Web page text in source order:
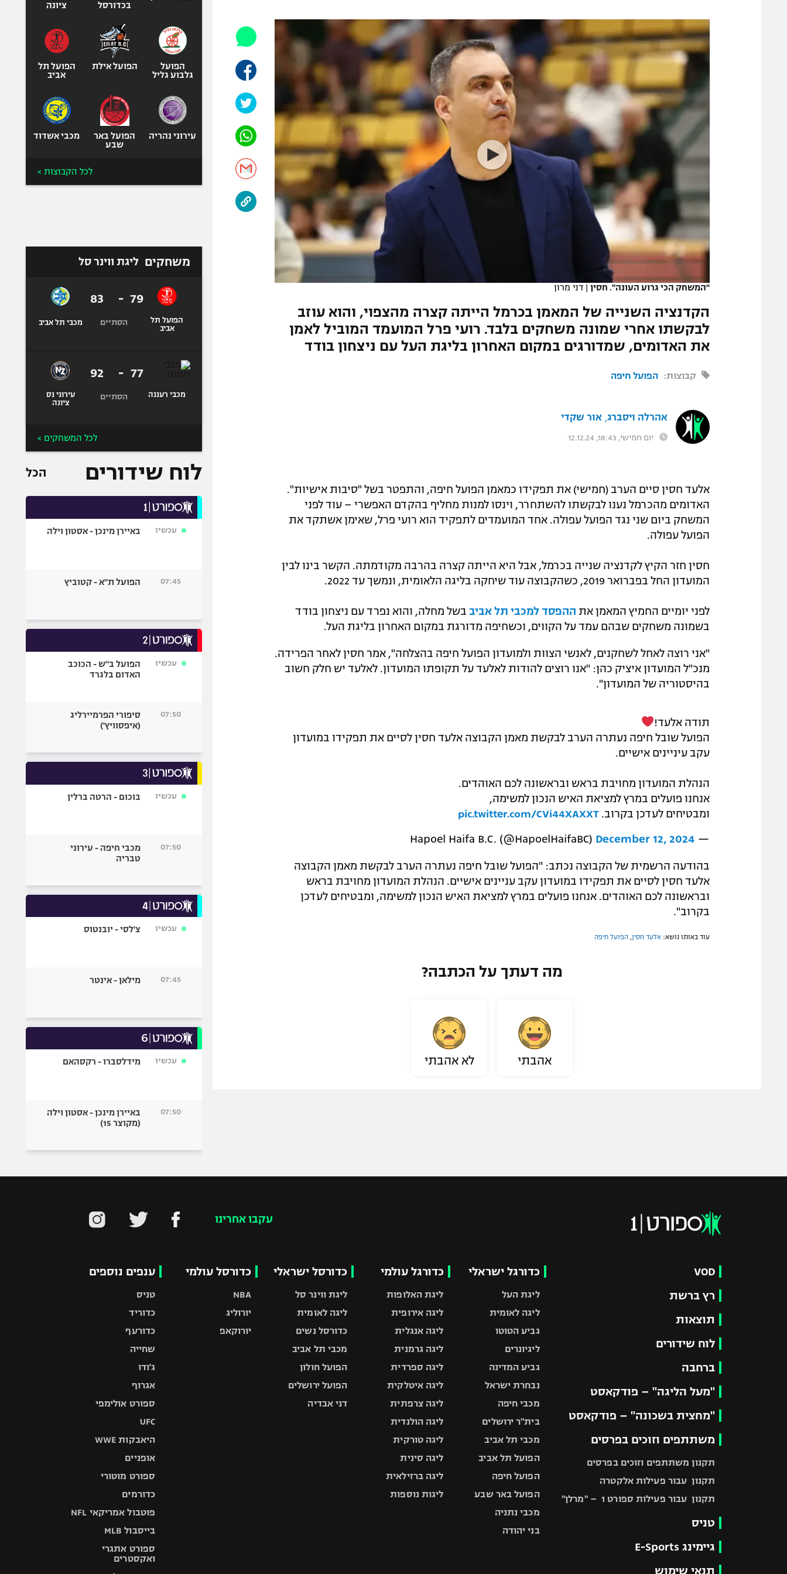
תקנון עבור פעילות אלקטרה
תקנון עבור פעילות ספורט 1 – "מרלן"
טניס
תנאי שימוש
מדיניות פרטיות
תקנון פעילות ספורט 1
רשיון להקרנה פומבית לבית עסק
הצטרפות לחבילת הערוצים
לוח דרושים – ג'ובנט
תגיות
הפועל תל אביב
הפועל חיפה
הפועל באר שבע
מכבי נתניה
בני יהודה
ליגה סינית
ליגה ברזילאית
ליגות נוספות
ספורט מוטורי
כדורמים
ספורט אתגרי
ואקסטרים
אומנויות לחימה
"המשחק הכי גרוע העונה". חסין | דני מרון
הקדנציה השנייה של המאמן בכרמל הייתה קצרה מהצפוי, והוא עוזב
לבקשתו אחרי שמונה משחקים בלבד. רועי פרל המועמד המוביל לאמן
את האדומים, שמדורגים במקום האחרון בליגת העל עם ניצחון בודד
קבוצות: הפועל חיפה
אהרלה ויסברג, אור שקדי
יום חמישי, 18:43, 12.12.24
אלעד חסין סיים הערב (חמישי) את תפקידו כמאמן הפועל חיפה, והתפטר בשל "סיבות אישיות".
האדומים מהכרמל נענו לבקשתו להשתחרר, וינסו למנות מחליף בהקדם האפשרי – עוד לפני
המשחק ביום שני נגד הפועל עפולה. אחד המועמדים לתפקיד הוא רועי פרל, שאימן אשתקד את
הפועל עפולה.
חסין חזר הקיץ לקדנציה שנייה בכרמל, אבל היא הייתה קצרה בהרבה מקודמתה. הקשר בינו לבין
המועדון החל בפברואר 2019, כשהקבוצה עוד שיחקה בליגה הלאומית, ונמשך עד 2022.
לפני יומיים החמיץ המאמן את ההפסד למכבי תל אביב בשל מחלה, והוא נפרד עם ניצחון בודד
בשמונה משחקים שבהם עמד על הקווים, וכשחיפה מדורגת במקום האחרון בליגת העל.
"אני רוצה לאחל לשחקנים, לאנשי הצוות ולמועדון הפועל חיפה בהצלחה", אמר חסין לאחר הפרידה.
מנכ"ל המועדון איציק כהן: "אנו רוצים להודות לאלעד על תקופתו המועדון. לאלעד יש חלק חשוב
בהיסטוריה של המועדון".
תודה אלעד!
הפועל שובל חיפה נעתרה הערב לבקשת מאמן הקבוצה אלעד חסין לסיים את תפקידו במועדון
עקב עיניינים אישיים.
הנהלת המועדון מחויבת בראש ובראשונה לכם האוהדים.
אנחנו פועלים במרץ למציאת האיש הנכון למשימה,
ומבטיחים לעדכן בקרוב. pic.twitter.com/CVi44XAXXT
— Hapoel Haifa B.C. (@HapoelHaifaBC)
December 12, 2024
בהודעה הרשמית של הקבוצה נכתב: "הפועל שובל חיפה נעתרה הערב לבקשת מאמן הקבוצה
אלעד חסין לסיים את תפקידו במועדון עקב עניינים אישיים. הנהלת המועדון מחויבת בראש
ובראשונה לכם האוהדים. אנחנו פועלים במרץ למציאת האיש הנכון למשימה, ומבטיחים לעדכן
בקרוב".
עוד באותו נושא: אלעד חסין הפועל חיפה
מה דעתך על הכתבה?
אהבתי לא אהבתי
בכדורסל
ציונה
הפועל
גלבוע גליל
הפועל אילת
הפועל תל
אביב
עירוני נהריה
הפועל באר
שבע
מכבי אשדוד
לכל הקבוצות >
משחקים ליגת ווינר סל
הפועל תל
אביב
79
-
83
הסתיים מכבי תל אביב
מכבי רעננה
77
-
92
הסתיים
עירוני נס
ציונה
לכל המשחקים >
לוח שידורים הכל
עכשיו באיירן מינכן - אסטון וילה
07:45 הפועל ת"א - קטוביץ
עכשיו
הפועל ב"ש - הכוכב
האדום בלגרד
07:50
סיפורי הפרמיירליג
(איפסוויץ')
עכשיו בוכום - הרטה ברלין
07:50
מכבי חיפה - עירוני
טבריה
עכשיו צ'לסי - יובנטוס
07:45 מילאן - אינטר
עכשיו מידלסברו - רקסהאם
07:50
באיירן מינכן - אסטון וילה
(מקוצר 15)
עקבו אחרינו
VOD
רץ ברשת
תוצאות
לוח שידורים
ברחבה
"מעל הליגה" – פודקאסט
"מחצית בשכונה" – פודקאסט
משתתפים וזוכים בפרסים
תקנון משתתפים וזוכים בפרסים
תקנון עבור פעילות אלקטרה
תקנון עבור פעילות ספורט 1 – "מרלן"
טניס
גיימינג E-Sports
תנאי שימוש
כדורגל ישראלי
ליגת העל
ליגה לאומית
גביע הטוטו
ליגיונרים
גביע המדינה
נבחרת ישראל
מכבי חיפה
בית"ר ירושלים
מכבי תל אביב
הפועל תל אביב
הפועל חיפה
הפועל באר שבע
מכבי נתניה
בני יהודה
כדורגל עולמי
ליגת האלופות
ליגה אירופית
ליגה אנגלית
ליגה גרמנית
ליגה ספרדית
ליגה איטלקית
ליגה צרפתית
ליגה הולנדית
ליגה טורקית
ליגה סינית
ליגה ברזילאית
ליגות נוספות
כדורסל ישראלי
ליגת ווינר סל
ליגה לאומית
כדורסל נשים
מכבי תל אביב
הפועל חולון
הפועל ירושלים
דני אבדיה
כדורסל עולמי
NBA
יורוליג
יורוקאפ
ענפים נוספים
טניס
כדוריד
כדורעף
שחייה
ג'ודו
אגרוף
ספורט אולימפי
UFC
היאבקות WWE
אופניים
ספורט מוטורי
כדורמים
פוטבול אמריקאי NFL
בייסבול MLB
ספורט אתגרי
ואקסטרים